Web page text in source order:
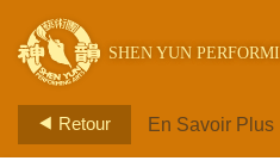
SHEN YUN
Retour En Savoir Plus